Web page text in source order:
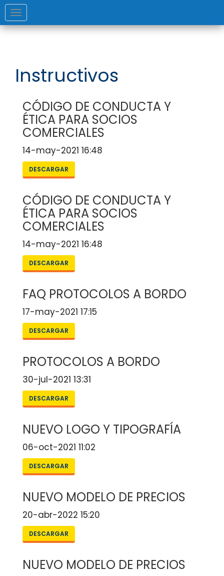
Toggle
navigation
Instructivos
CÓDIGO DE CONDUCTA Y
ÉTICA PARA SOCIOS
COMERCIALES
14-may-2021 16:48
DESCARGAR
CÓDIGO DE CONDUCTA Y
ÉTICA PARA SOCIOS
COMERCIALES
14-may-2021 16:48
DESCARGAR
FAQ PROTOCOLOS A BORDO
17-may-2021 17:15
DESCARGAR
PROTOCOLOS A BORDO
30-jul-2021 13:31
DESCARGAR
NUEVO LOGO Y TIPOGRAFÍA
06-oct-2021 11:02
DESCARGAR
NUEVO MODELO DE PRECIOS
20-abr-2022 15:20
DESCARGAR
NUEVO MODELO DE PRECIOS